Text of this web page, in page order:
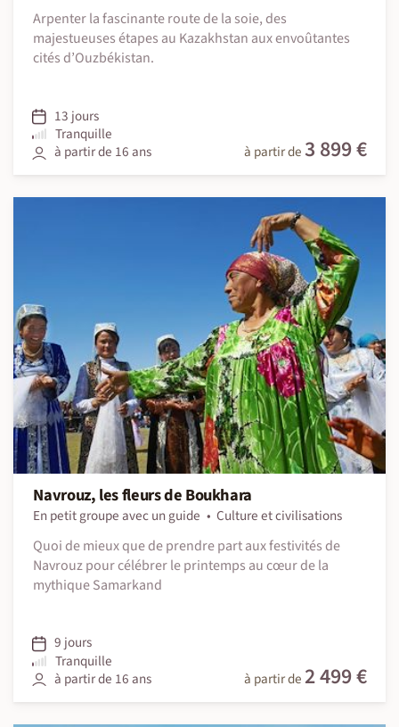
Arpenter la fascinante route de la soie, des
majestueuses étapes au Kazakhstan aux envoûtantes
cités d’Ouzbékistan.
13 jours
Tranquille
à partir de 16 ans
à partir de 3 899 €
Navrouz, les fleurs de Boukhara
En petit groupe avec un guide
Culture et civilisations
Quoi de mieux que de prendre part aux festivités de
Navrouz pour célébrer le printemps au cœur de la
mythique Samarkand
9 jours
Tranquille
à partir de 16 ans
à partir de 2 499 €